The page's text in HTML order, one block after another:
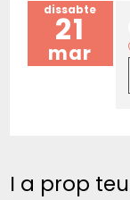
dissabte
21
mar
I a prop